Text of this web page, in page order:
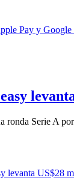
ronda Serie A